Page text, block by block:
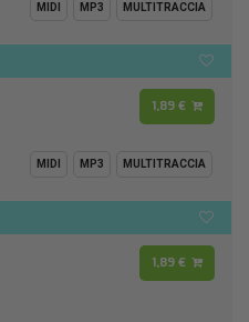
MIDI MP3 MULTITRACCIA
1,89 €
MIDI MP3 MULTITRACCIA
1,89 €